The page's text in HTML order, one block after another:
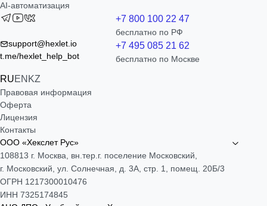
AI-автоматизация
support@hexlet.io
t.me/hexlet_help_bot
RUEN KZ
+7 800 100 22 47
бесплатно по РФ
+7 495 085 21 62
бесплатно по Москве
Правовая информация
Оферта
Лицензия
Контакты
ООО «Хекслет Рус»
108813 г. Москва, вн.тер.г. поселение Московский,
г. Московский, ул. Солнечная, д. 3А, стр. 1, помещ. 20Б/3
ОГРН 1217300010476
ИНН 7325174845